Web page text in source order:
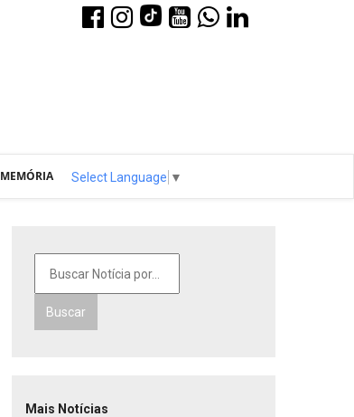
MEMÓRIA Select Language ▼
Buscar
Mais Notícias